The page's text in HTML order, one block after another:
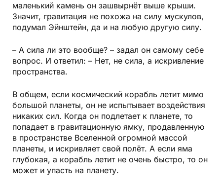
маленький камень он зашвырнёт выше крыши.
Значит, гравитация не похожа на силу мускулов,
подумал Эйнштейн, да и на любую другую силу.
– А сила ли это вообще? – задал он самому себе
вопрос. И ответил: – Нет, не сила, а искривление
пространства.
В общем, если космический корабль летит мимо
большой планеты, он не испытывает воздействия
никаких сил. Когда он подлетает к планете, то
попадает в гравитационную ямку, продавленную
в пространстве Вселенной огромной массой
планеты, и искривляет свой полёт. А если яма
глубокая, а корабль летит не очень быстро, то он
может и упасть на планету.